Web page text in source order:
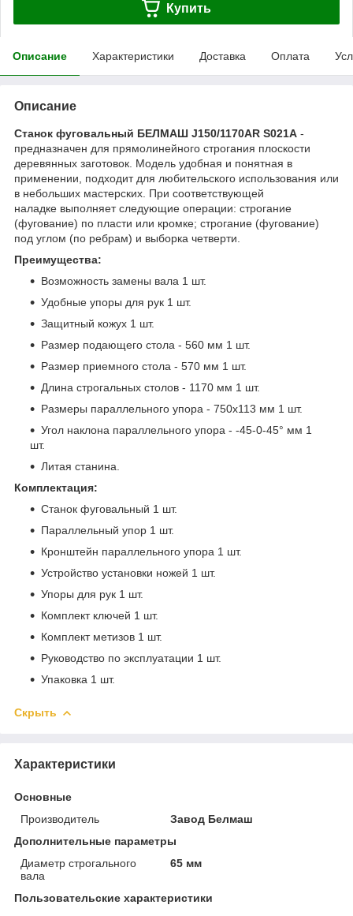
Купить
Описание Характеристики Доставка Оплата
Описание
Станок фуговальный БЕЛМАШ J150/1170AR S021A -
предназначен для прямолинейного строгания плоскости
деревянных заготовок. Модель удобная и понятная в
применении, подходит для любительского использования или
в небольших мастерских. При соответствующей
наладке выполняет следующие операции: строгание
(фугование) по пласти или кромке; строгание (фугование)
под углом (по ребрам) и выборка четверти.
Преимущества:
Возможность замены вала 1 шт.
Удобные упоры для рук 1 шт.
Защитный кожух 1 шт.
Размер подающего стола - 560 мм 1 шт.
Размер приемного стола - 570 мм 1 шт.
Длина строгальных столов - 1170 мм 1 шт.
Размеры параллельного упора - 750х113 мм 1 шт.
Угол наклона параллельного упора - -45-0-45° мм 1
шт.
Литая станина.
Комплектация:
Станок фуговальный 1 шт.
Параллельный упор 1 шт.
Кронштейн параллельного упора 1 шт.
Устройство установки ножей 1 шт.
Упоры для рук 1 шт.
Комплект ключей 1 шт.
Комплект метизов 1 шт.
Руководство по эксплуатации 1 шт.
Упаковка 1 шт.
Скрыть
Характеристики
Основные
Производитель
Завод Белмаш
Дополнительные параметры
Диаметр строгального
вала
65 мм
Пользовательские характеристики